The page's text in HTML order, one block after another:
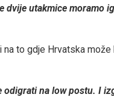
dvije utakmice moramo
to gdje Hrvatska može
odigrati na low postu. I